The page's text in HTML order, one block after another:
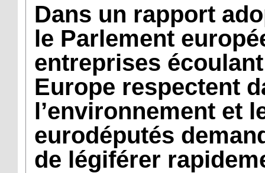
Dans un rapport
le Parlement
entreprises
Europe respectent
l’environnement et
eurodéputés
de légiférer